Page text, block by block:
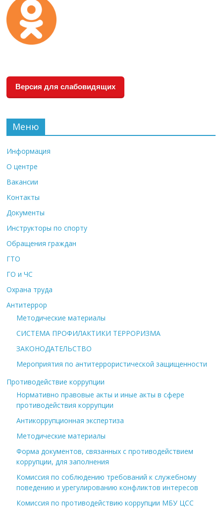
Версия для слабовидящих
Меню
Информация
О центре
Вакансии
Контакты
Документы
Инструкторы по спорту
Обращения граждан
ГТО
ГО и ЧС
Охрана труда
Антитеррор
Методические материалы
СИСТЕМА ПРОФИЛАКТИКИ ТЕРРОРИЗМА
ЗАКОНОДАТЕЛЬСТВО
Мероприятия по антитеррористической защищенности
Противодействие коррупции
Нормативно правовые акты и иные акты в сфере
противодействия коррупции
Антикоррупционная экспертиза
Методические материалы
Форма документов, связанных с противодействием
коррупции, для заполнения
Комиссия по соблюдению требований к служебному
поведению и урегулированию конфликтов интересов
Комиссия по противодействию коррупции МБУ ЦСС